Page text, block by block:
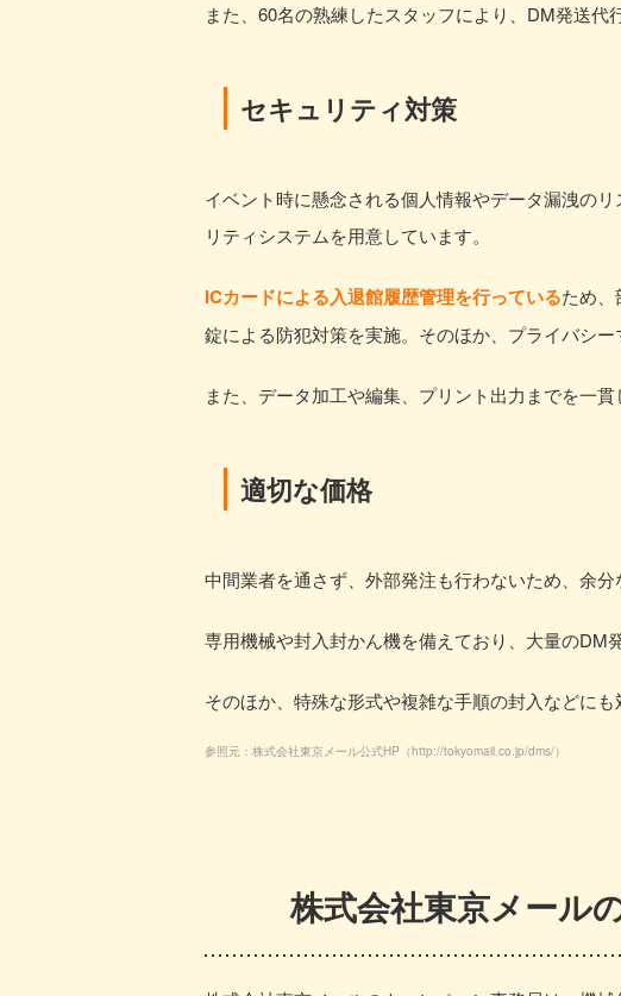
また、60名の熟練したスタッフにより、DM発送代
セキュリティ対策
イベント時に懸念される個人情報やデータ漏洩の
リティシステムを用意しています。
ICカードによる入退館履歴管理を行っているため
錠による防犯対策を実施。そのほか、プライバシ
また、データ加工や編集、プリント出力までを一
適切な価格
中間業者を通さず、外部発注も行わないため、余
専用機械や封入封かん機を備えており、大量のDM
そのほか、特殊な形式や複雑な手順の封入などに
参照元：株式会社東京メール公式HP（http://tokyomail.co.jp/dms/）
株式会社東京メール